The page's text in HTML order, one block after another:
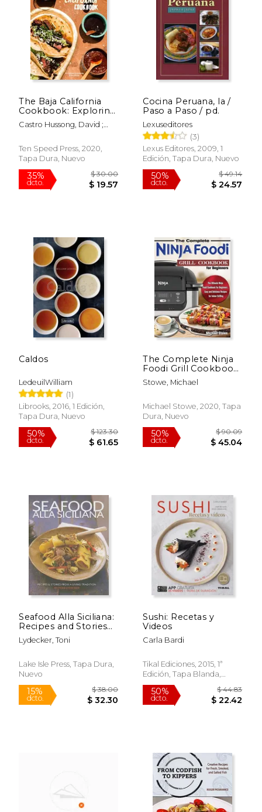
50%
dcto.
$ 77.86
$ 38.93
15%
dcto.
The Baja California
Cookbook: Exploring
the Good Life in
Mexico (en Inglés)
Castro Hussong, David ;
Ten Speed Press, 2020,
Tapa Dura, Nuevo
35% $ 30.00
Cocina Peruana, la /
Paso a Paso / pd.
Lexuseditores
(3)
Lexus Editores, 2009, 1
Edición, Tapa Dura, Nuevo
50%
Caldos
LedeuilWilliam
(1)
Librooks, 2016, 1 Edición,
Tapa Dura, Nuevo
50%
dcto.
$ 123.30
The Complete Ninja
Foodi Grill Cookbook
for Beginners: The
Ultimate Ninja Foodi
Beginners , Easy and
Delicious Recipes for
Inglés)
Stowe, Michael
Michael Stowe, 2020, Tapa
Dura, Nuevo
50%
dcto.
Seafood Alla Siciliana:
Recipes and Stories
from a Living
Tradition (en Inglés)
Lydecker, Toni
Lake Isle Press, Tapa Dura,
Nuevo
Sushi: Recetas y
Videos
Carla Bardi
Tikal Ediciones, 2015, 1ª
Edición, Tapa Blanda,
Usado